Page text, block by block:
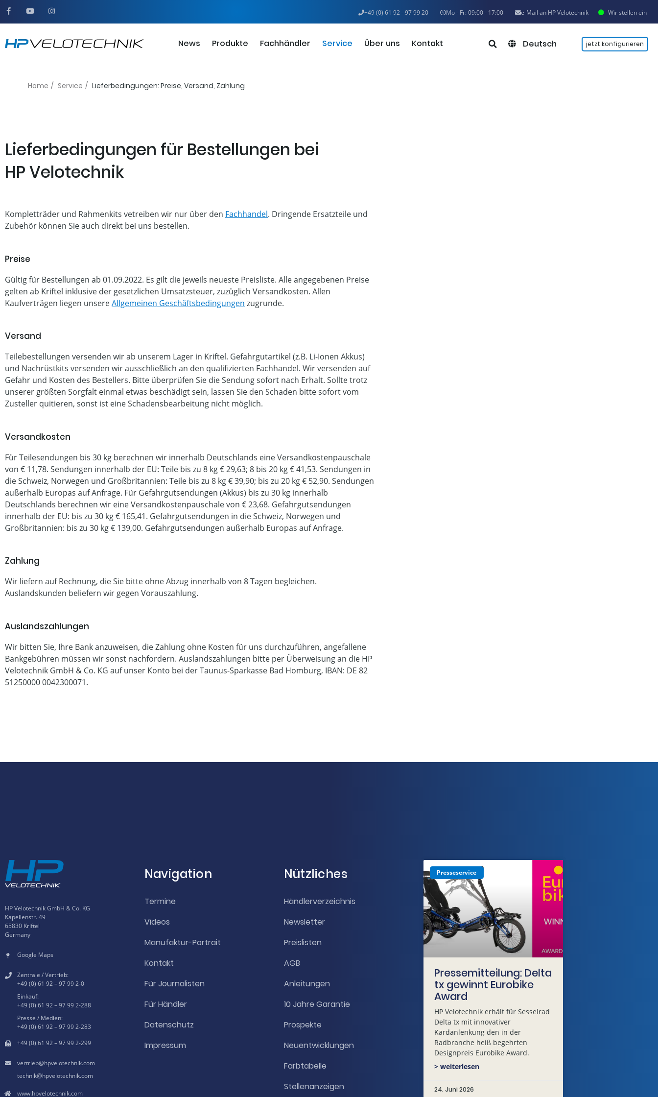
Zum
Inhalt
F
a
c
b
o
Y
o
u
u
b
I
n
s
a
g
+49 (0) 61 92 - 97 99 20 Mo - Fr: 09:00 - 17:00 e-Mail an HP Velotechnik Wir stellen ein
News Produkte Fachhändler Service Über uns Kontakt Deutsch jetzt konfigurieren
Home / Service / Lieferbedingungen: Preise, Versand, Zahlung
Lieferbedingungen für Bestellungen bei
HP Velotechnik
Kompletträder und Rahmenkits vetreiben wir nur über den Fachhandel. Dringende Ersatzteile und
Zubehör können Sie auch direkt bei uns bestellen.
Preise
Gültig für Bestellungen ab 01.09.2022. Es gilt die jeweils neueste Preisliste. Alle angegebenen Preise
gelten ab Kriftel inklusive der gesetzlichen Umsatzsteuer, zuzüglich Versandkosten. Allen
Kaufverträgen liegen unsereAllgemeinen Geschäftsbedingungen zugrunde.
Versand
Teilebestellungen versenden wir ab unserem Lager in Kriftel. Gefahrgutartikel (z.B. Li-Ionen Akkus)
und Nachrüstkits versenden wir ausschließlich an den qualifizierten Fachhandel. Wir versenden auf
Gefahr und Kosten des Bestellers. Bitte überprüfen Sie die Sendung sofort nach Erhalt. Sollte trotz
unserer größten Sorgfalt einmal etwas beschädigt sein, lassen Sie den Schaden bitte sofort vom
Zusteller quitieren, sonst ist eine Schadensbearbeitung nicht möglich.
Versandkosten
Für Teilesendungen bis 30 kg berechnen wir innerhalb Deutschlands eine Versandkostenpauschale
von € 11,78. Sendungen innerhalb der EU: Teile bis zu 8 kg € 29,63; 8 bis 20 kg € 41,53. Sendungen in
die Schweiz, Norwegen und Großbritannien: Teile bis zu 8 kg € 39,90; bis zu 20 kg € 52,90. Sendungen
außerhalb Europas auf Anfrage. Für Gefahrgutsendungen (Akkus) bis zu 30 kg innerhalb
Deutschlands berechnen wir eine Versandkostenpauschale von € 23,68. Gefahrgutsendungen
innerhalb der EU: bis zu 30 kg € 165,41. Gefahrgutsendungen in die Schweiz, Norwegen und
Großbritannien: bis zu 30 kg € 139,00. Gefahrgutsendungen außerhalb Europas auf Anfrage.
Zahlung
Wir liefern auf Rechnung, die Sie bitte ohne Abzug innerhalb von 8 Tagen begleichen.
Auslandskunden beliefern wir gegen Vorauszahlung.
Auslandszahlungen
Wir bitten Sie, Ihre Bank anzuweisen, die Zahlung ohne Kosten für uns durchzuführen, angefallene
Bankgebühren müssen wir sonst nachfordern. Auslandszahlungen bitte per Überweisung an die HP
Velotechnik GmbH & Co. KG auf unser Konto bei der Taunus-Sparkasse Bad Homburg, IBAN: DE 82
51250000 0042300071.
HP Velotechnik GmbH & Co. KG
Kapellenstr. 49
65830 Kriftel
Germany
Google Maps
Zentrale / Vertrieb:
+49 (0) 61 92 – 97 99 2-0
Einkauf:
+49 (0) 61 92 – 97 99 2-288
Presse / Medien:
+49 (0) 61 92 – 97 99 2-283
+49 (0) 61 92 – 97 99 2-299
hpvelotechnik.com
hpvelotechnik.com
www.hpvelotechnik.com
Navigation
Termine
Videos
Manufaktur-Portrait
Kontakt
Für Journalisten
Für Händler
Datenschutz
Impressum
Nützliches
Händlerverzeichnis
Newsletter
Preislisten
AGB
Anleitungen
10 Jahre Garantie
Prospekte
Neuentwicklungen
Farbtabelle
Stellenanzeigen
Presseservice
Pressemitteilung: Delta
tx gewinnt Eurobike
Award
HP Velotechnik erhält für Sesselrad
Delta tx mit innovativer
Kardanlenkung den in der
Radbranche heiß begehrten
Designpreis Eurobike Award.
> weiterlesen
24. Juni 2026